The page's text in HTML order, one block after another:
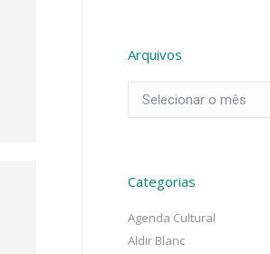
Arquivos
Categorias
Agenda Cultural
Aldir Blanc